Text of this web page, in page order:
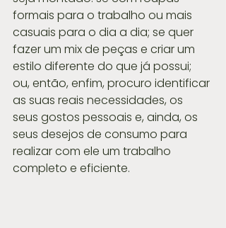
formais para o trabalho ou mais
casuais para o dia a dia; se quer
fazer um mix de peças e criar um
estilo diferente do que já possui;
ou, então, enfim, procuro identificar
as suas reais necessidades, os
seus gostos pessoais e, ainda, os
seus desejos de consumo para
realizar com ele um trabalho
completo e eficiente.